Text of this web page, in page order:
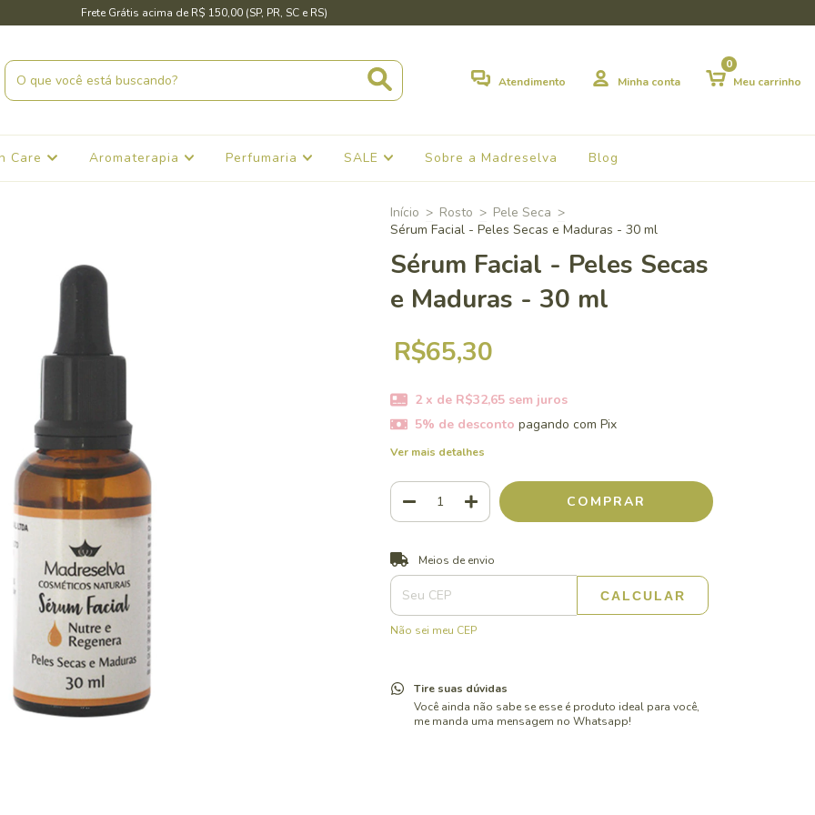
Frete Grátis acima de R$ 150,00 (SP, PR, SC e RS)
Atendimento Minha conta Meu carrinho
0
Care Aromaterapia Perfumaria SALE Sobre a Madreselva Blog
Início > Rosto > Pele Seca >
Sérum Facial - Peles Secas e Maduras - 30 ml
Sérum Facial - Peles Secas
e Maduras - 30 ml
R$65,30
2 x de R$32,65 sem juros
5% de desconto pagando com Pix
Ver mais detalhes
Entregas para o CEP:
Meios de envio
CALCULAR
Não sei meu CEP
Tire suas dúvidas
Você ainda não sabe se esse é produto ideal para você,
me manda uma mensagem no Whatsapp!